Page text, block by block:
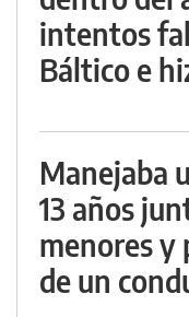
intentos
Báltico e
Manejaba
13 años
menores y
de un